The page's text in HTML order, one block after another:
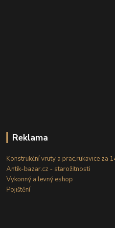
Reklama
Konstrukční vruty a prac.rukavice za
Antik-bazar.cz - starožitnosti
Vykonný a levný eshop
Pojištění